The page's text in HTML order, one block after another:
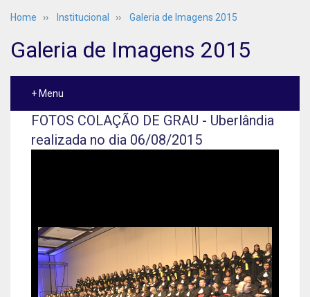
Home ›› Institucional ›› Galeria de Imagens 2015
Galeria de Imagens 2015
+ Menu
FOTOS COLAÇÃO DE GRAU - Uberlândia
realizada no dia 06/08/2015